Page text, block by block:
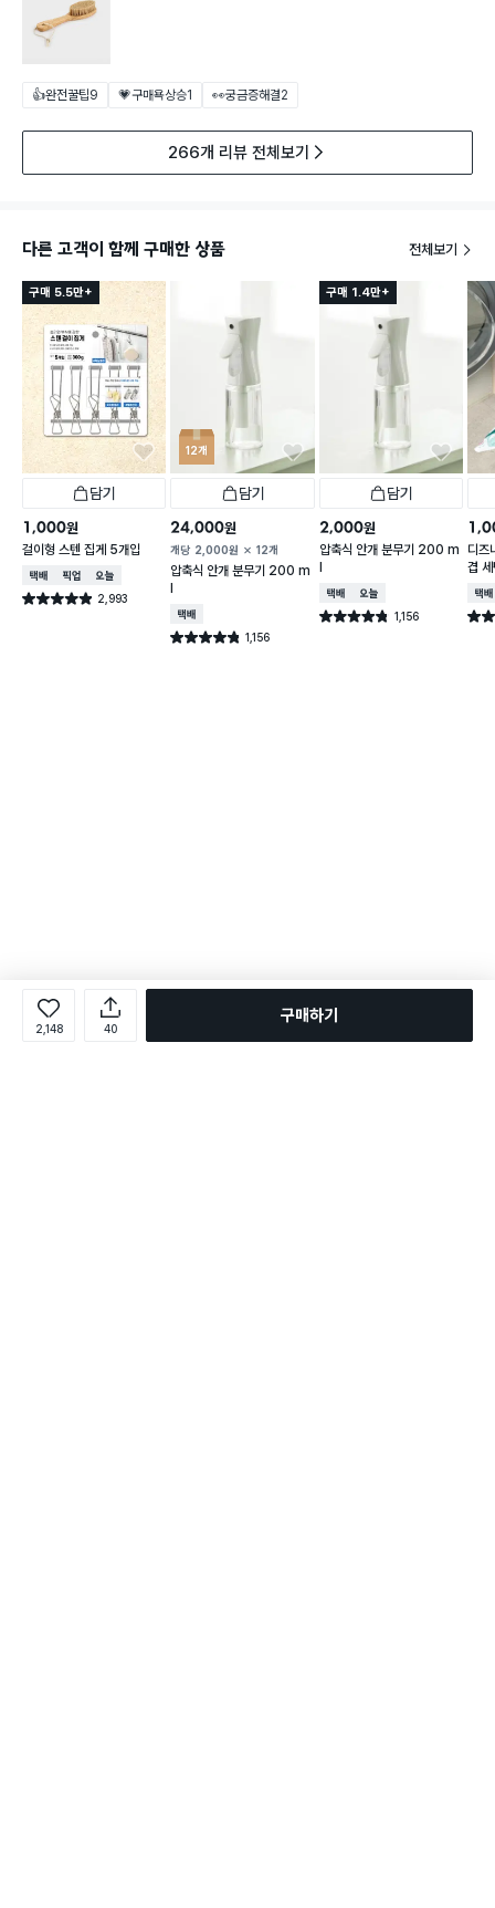
👍완전꿀팁9 💗구매욕상승1 👀궁금증해결2
266개 리뷰 전체보기
다른 고객이 함께 구매한 상품 전체보기
구매 5.5만+
담기
1,000원
걸이형 스텐 집게 5개입
택배배송매장픽업오늘배송
별점 4.9점 2,993
건 작성
12개
담기
24,000원
개당 2,000원 12개
압축식 안개 분무기 200 m
택배배송
별점 4.8점 1,156
건 작성
구매 1.4만+
담기
2,000원
압축식 안개 분무기 200 m
택배배송오늘배송
별점 4.8점 1,156
건 작성
디즈
겹
택배
별점
2,148 40
구매하기